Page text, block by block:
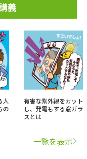
義
人
の
有害な紫外線をカット
し、発電もする窓ガラ
スとは
一覧を表示